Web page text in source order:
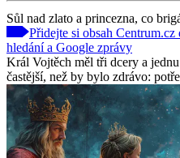
Sůl nad zlato a princezna, co
Přidejte si obsah
hledání a Google zprávy
Král Vojtěch měl tři dcery a
častější, než by bylo zdrávo: